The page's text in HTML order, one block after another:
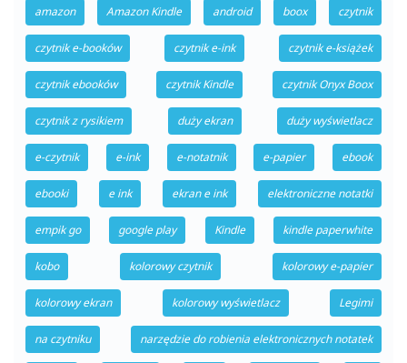
amazon Amazon Kindle android boox czytnik
czytnik e-booków czytnik e-ink czytnik e-książek
czytnik ebooków czytnik Kindle czytnik Onyx Boox
czytnik z rysikiem duży ekran duży wyświetlacz
e-czytnik e-ink e-notatnik e-papier ebook
ebooki e ink ekran e ink elektroniczne notatki
empik go google play Kindle kindle paperwhite
kobo kolorowy czytnik kolorowy e-papier
kolorowy ekran kolorowy wyświetlacz Legimi
na czytniku narzędzie do robienia elektronicznych notatek